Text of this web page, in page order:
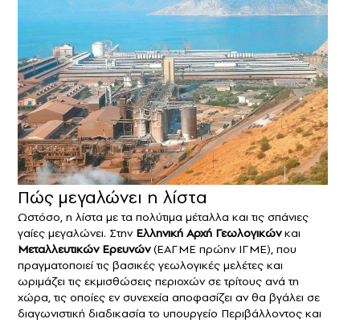
Πώς μεγαλώνει η λίστα
Ωστόσο, η λίστα με τα πολύτιμα μέταλλα και τις σπάνιες
γαίες μεγαλώνει. Στην Ελληνική Αρχή Γεωλογικώνκαι
Μεταλλευτικών Ερευνών(ΕΑΓΜΕ πρώην ΙΓΜΕ), που
πραγματοποιεί τις βασικές γεωλογικές μελέτες και
ωριμάζει τις εκμισθώσεις περιοχών σε τρίτους ανά τη
χώρα, τις οποίες εν συνεχεία αποφασίζει αν θα βγάλει σε
διαγωνιστική διαδικασία το υπουργείο Περιβάλλοντος και